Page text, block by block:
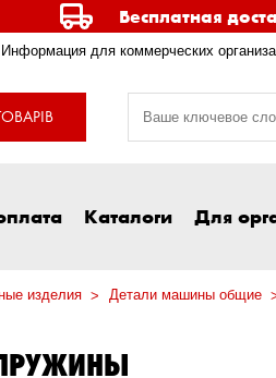
Бесплатная
Информация для коммерческих
Каталоги Для
изделия Детали машины общие